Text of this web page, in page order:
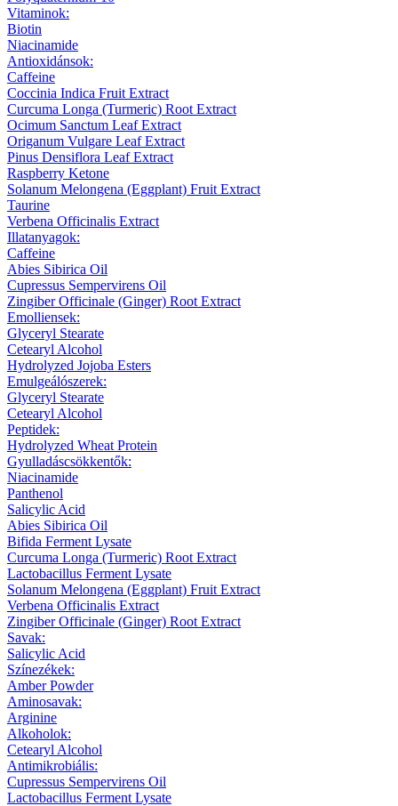
Vitaminok:
Biotin
Niacinamide
Antioxidánsok:
Caffeine
Coccinia Indica Fruit Extract
Curcuma Longa (Turmeric) Root Extract
Ocimum Sanctum Leaf Extract
Origanum Vulgare Leaf Extract
Pinus Densiflora Leaf Extract
Raspberry Ketone
Solanum Melongena (Eggplant) Fruit Extract
Taurine
Verbena Officinalis Extract
Illatanyagok:
Caffeine
Abies Sibirica Oil
Cupressus Sempervirens Oil
Zingiber Officinale (Ginger) Root Extract
Emolliensek:
Glyceryl Stearate
Cetearyl Alcohol
Hydrolyzed Jojoba Esters
Emulgeálószerek:
Glyceryl Stearate
Cetearyl Alcohol
Peptidek:
Hydrolyzed Wheat Protein
Gyulladáscsökkentők:
Niacinamide
Panthenol
Salicylic Acid
Abies Sibirica Oil
Bifida Ferment Lysate
Curcuma Longa (Turmeric) Root Extract
Lactobacillus Ferment Lysate
Solanum Melongena (Eggplant) Fruit Extract
Verbena Officinalis Extract
Zingiber Officinale (Ginger) Root Extract
Savak:
Salicylic Acid
Színezékek:
Amber Powder
Aminosavak:
Arginine
Alkoholok:
Cetearyl Alcohol
Antimikrobiális:
Cupressus Sempervirens Oil
Lactobacillus Ferment Lysate